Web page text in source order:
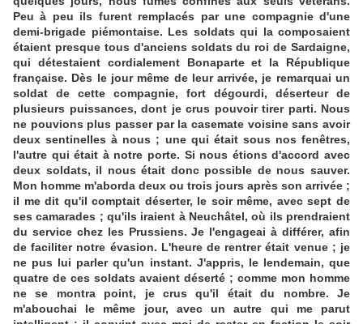
Peu à peu ils furent remplacés par une compagnie d'une
demi-brigade piémontaise. Les soldats qui la composaient
étaient presque tous d'anciens soldats du roi de Sardaigne,
qui détestaient cordialement Bonaparte et la République
française. Dès le jour même de leur arrivée, je remarquai un
soldat de cette compagnie, fort dégourdi, déserteur de
plusieurs puissances, dont je crus pouvoir tirer parti. Nous
ne pouvions plus passer par la casemate voisine sans avoir
deux sentinelles à nous ; une qui était sous nos fenêtres,
l'autre qui était à notre porte. Si nous étions d'accord avec
deux soldats, il nous était donc possible de nous sauver.
Mon homme m'aborda deux ou trois jours après son arrivée ;
il me dit qu'il comptait déserter, le soir même, avec sept de
ses camarades ; qu'ils iraient à Neuchâtel, où ils prendraient
du service chez les Prussiens. Je l'engageai à différer, afin
de faciliter notre évasion. L'heure de rentrer était venue ; je
ne pus lui parler qu'un instant. J'appris, le lendemain, que
quatre de ces soldats avaient déserté ; comme mon homme
ne se montra point, je crus qu'il était du nombre. Je
m'abouchai le même jour, avec un autre qui me parut